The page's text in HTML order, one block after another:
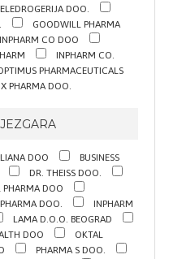
DOO
DOO.
GOODWILL PHARMA
INPHARM CO DOO
INPHARM CO.
PHARMACEUTICALS
PHARMA DOO.
DOO
BUSINESS
DR. THEISS DOO.
PHARMA DOO
DOO.
INPHARM
LAMA D.O.O. BEOGRAD
DOO
OKTAL
PHARMA S DOO.